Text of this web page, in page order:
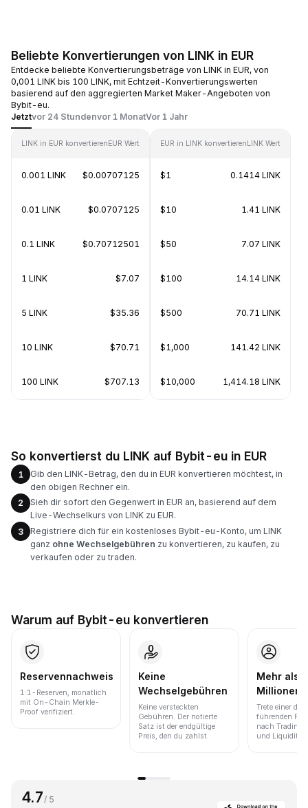
Beliebte Konvertierungen von LINK in EUR
Entdecke beliebte Konvertierungsbeträge von LINK in EUR, von
0,001 LINK bis 100 LINK, mit Echtzeit-Konvertierungswerten
basierend auf den aggregierten Market Maker-Angeboten von
Bybit-eu.
Jetztvor 24 Stundenvor 1 MonatVor 1 Jahr
LINK in EUR konvertierenEUR Wert
0.001 LINK $0.00707125
0.01 LINK $0.0707125
0.1 LINK $0.70712501
1 LINK $7.07
5 LINK $35.36
10 LINK $70.71
100 LINK $707.13
EUR in LINK konvertierenLINK Wert
$1 0.1414 LINK
$10 1.41 LINK
$50 7.07 LINK
$100 14.14 LINK
$500 70.71 LINK
$1,000 141.42 LINK
$10,000 1,414.18 LINK
So konvertierst du LINK auf Bybit-eu in EUR
1
Gib den LINK-Betrag, den du in EUR konvertieren möchtest, in
den obigen Rechner ein.
2
Sieh dir sofort den Gegenwert in EUR an, basierend auf dem
Live-Wechselkurs von LINK zu EUR.
3
Registriere dich für ein kostenloses Bybit-eu-Konto, um LINK
ganz ohne Wechselgebühren zu konvertieren, zu kaufen, zu
verkaufen oder zu traden.
Warum auf Bybit-eu konvertieren
Reservennachweis
1:1-Reserven, monatlich
mit On-Chain Merkle-
Proof verifiziert.
Keine
Wechselgebühren
Keine versteckten
Gebühren. Der notierte
Satz ist der endgültige
Preis, den du zahlst.
Mehr als
Millionen
Trete einer der
führenden
nach Trading-
und Liquidität
4.7 / 5